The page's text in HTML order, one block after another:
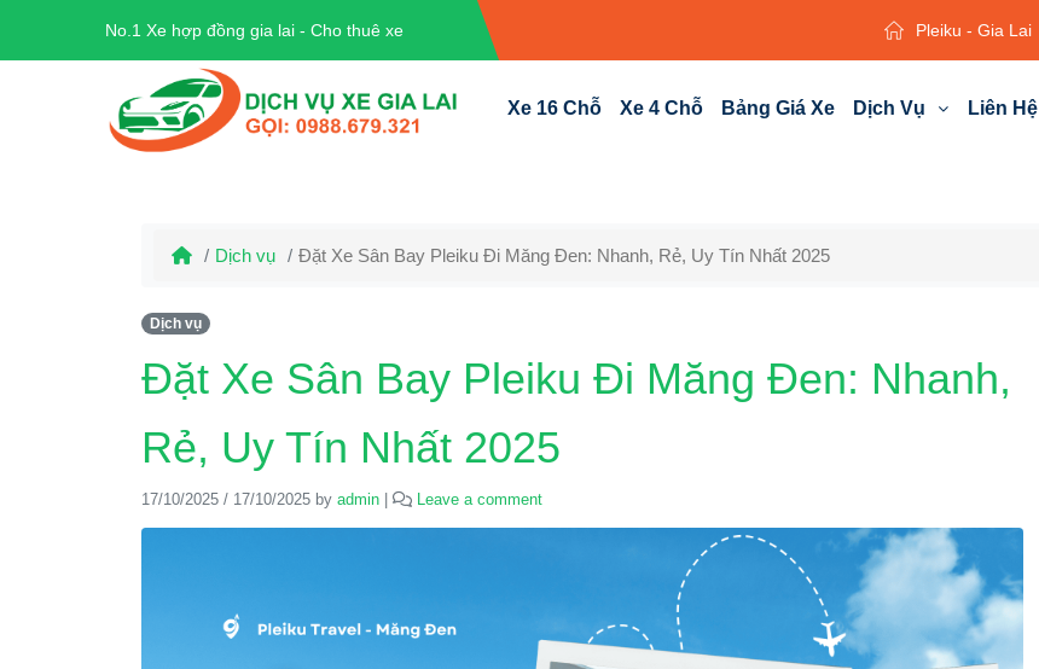
No.1 Xe hợp đồng gia lai - Cho thuê xe Pleiku - Gia Lai
Xe 16 Chỗ Xe 4 Chỗ Bảng Giá Xe Dịch Vụ Liên Hệ
Dịch vụ Đặt Xe Sân Bay Pleiku Đi Măng Đen: Nhanh, Rẻ, Uy Tín Nhất 2025
Dịch vụ
Đặt Xe Sân Bay Pleiku Đi Măng Đen: Nhanh,
Rẻ, Uy Tín Nhất 2025
17/10/2025 / 17/10/2025 by admin Leave a comment